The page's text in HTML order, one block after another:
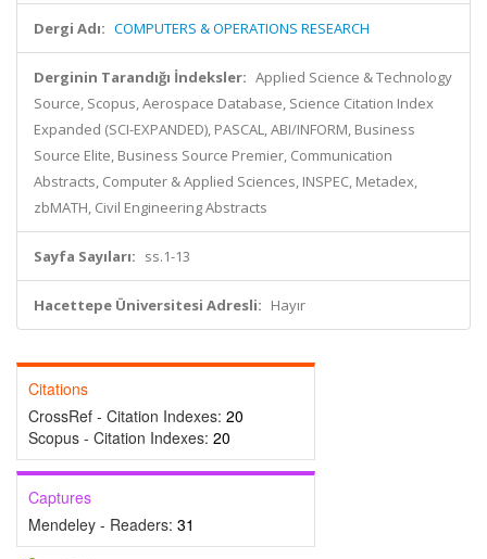
Dergi Adı: COMPUTERS & OPERATIONS RESEARCH
Derginin Tarandığı İndeksler: Applied Science & Technology
Source, Scopus, Aerospace Database, Science Citation Index
Expanded (SCI-EXPANDED), PASCAL, ABI/INFORM, Business
Source Elite, Business Source Premier, Communication
Abstracts, Computer & Applied Sciences, INSPEC, Metadex,
zbMATH, Civil Engineering Abstracts
Sayfa Sayıları: ss.1-13
Hacettepe Üniversitesi Adresli: Hayır
Citations
CrossRef - Citation Indexes: 20
Scopus - Citation Indexes: 20
Captures
Mendeley - Readers: 31